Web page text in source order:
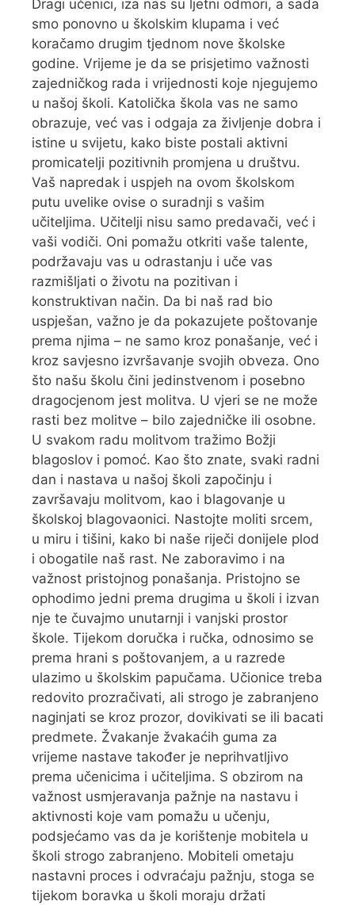
Dragi učenici, iza nas su ljetni odmori, a sada
smo ponovno u školskim klupama i već
koračamo drugim tjednom nove školske
godine. Vrijeme je da se prisjetimo važnosti
zajedničkog rada i vrijednosti koje njegujemo
u našoj školi. Katolička škola vas ne samo
obrazuje, već vas i odgaja za življenje dobra i
istine u svijetu, kako biste postali aktivni
promicatelji pozitivnih promjena u društvu.
Vaš napredak i uspjeh na ovom školskom
putu uvelike ovise o suradnji s vašim
učiteljima. Učitelji nisu samo predavači, već i
vaši vodiči. Oni pomažu otkriti vaše talente,
podržavaju vas u odrastanju i uče vas
razmišljati o životu na pozitivan i
konstruktivan način. Da bi naš rad bio
uspješan, važno je da pokazujete poštovanje
prema njima – ne samo kroz ponašanje, već i
kroz savjesno izvršavanje svojih obveza. Ono
što našu školu čini jedinstvenom i posebno
dragocjenom jest molitva. U vjeri se ne može
rasti bez molitve – bilo zajedničke ili osobne.
U svakom radu molitvom tražimo Božji
blagoslov i pomoć. Kao što znate, svaki radni
dan i nastava u našoj školi započinju i
završavaju molitvom, kao i blagovanje u
školskoj blagovaonici. Nastojte moliti srcem,
u miru i tišini, kako bi naše riječi donijele plod
i obogatile naš rast. Ne zaboravimo i na
važnost pristojnog ponašanja. Pristojno se
ophodimo jedni prema drugima u školi i izvan
nje te čuvajmo unutarnji i vanjski prostor
škole. Tijekom doručka i ručka, odnosimo se
prema hrani s poštovanjem, a u razrede
ulazimo u školskim papučama. Učionice treba
redovito prozračivati, ali strogo je zabranjeno
naginjati se kroz prozor, dovikivati se ili bacati
predmete. Žvakanje žvakaćih guma za
vrijeme nastave također je neprihvatljivo
prema učenicima i učiteljima. S obzirom na
važnost usmjeravanja pažnje na nastavu i
aktivnosti koje vam pomažu u učenju,
podsjećamo vas da je korištenje mobitela u
školi strogo zabranjeno. Mobiteli ometaju
nastavni proces i odvraćaju pažnju, stoga se
tijekom boravka u školi moraju držati